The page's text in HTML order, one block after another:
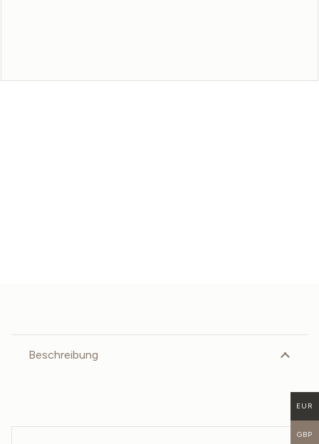
Beschreibung
EUR
GBP